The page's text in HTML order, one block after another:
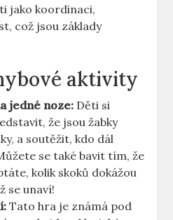
jako koordinaci,
což jsou základy
aktivity
jedné noze: Děti si
že jsou žabky
a soutěžit, kdo dál
se také bavit tím, že
kolik skoků dokážou
se unaví!
Tato hra je známá pod